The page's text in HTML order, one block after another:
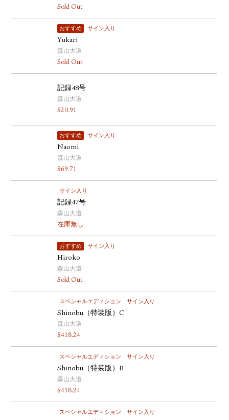
Sold Out
おすすめ サイン入り
Yukari
森山大道
Sold Out
記録48号
森山大道
$20.91
おすすめ サイン入り
Naomi
森山大道
$69.71
サイン入り
記録47号
森山大道
在庫無し
おすすめ サイン入り
Hiroko
森山大道
Sold Out
スペシャルエディション サイン入り
Shinobu（特装版）C
森山大道
$418.24
スペシャルエディション サイン入り
Shinobu（特装版）B
森山大道
$418.24
スペシャルエディション サイン入り